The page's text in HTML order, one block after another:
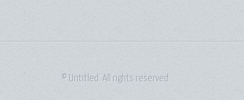
© Untitled. All rights reserved.